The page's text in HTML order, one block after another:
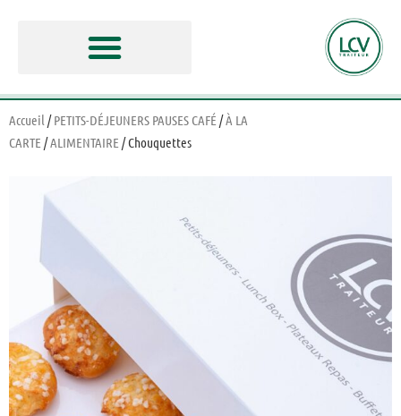
Accueil /PETITS-DÉJEUNERS PAUSES CAFÉ /À LA
CARTE /ALIMENTAIRE / Chouquettes